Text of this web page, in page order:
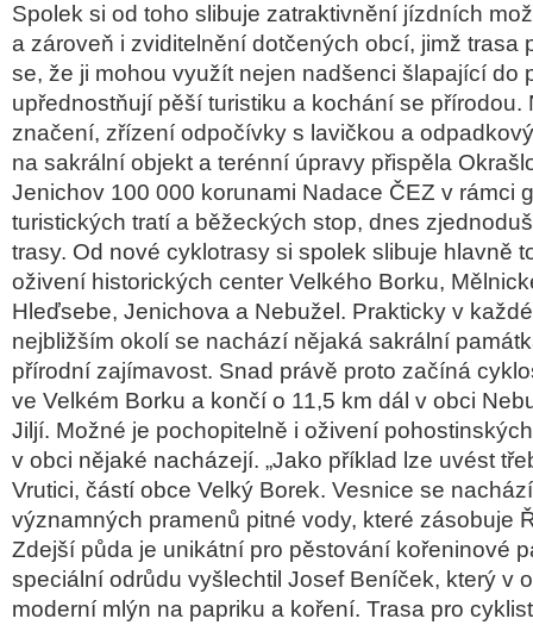
Spolek si od toho slibuje zatraktivnění jízdních
a zároveň i zviditelnění dotčených obcí, jimž trasa
se, že ji mohou využít nejen nadšenci šlapající do
upřednostňují pěší turistiku a kochání se přírodou.
značení, zřízení odpočívky s lavičkou a
na sakrální objekt a terénní úpravy přispěla
Jenichov 100 000 korunami Nadace ČEZ v rámci
turistických tratí a běžeckých stop, dnes
trasy. Od nové cyklotrasy si spolek slibuje hlavně
oživení historických center Velkého Borku,
Hleďsebe, Jenichova a Nebužel. Prakticky v
nejbližším okolí se nachází nějaká sakrální
přírodní zajímavost. Snad právě proto začíná
ve Velkém Borku a končí o 11,5 km dál v obci
Jiljí. Možné je pochopitelně i oživení
v obci nějaké nacházejí. „Jako příklad lze uvést
Vrutici, částí obce Velký Borek. Vesnice se
významných pramenů pitné vody, které zásobuje
Zdejší půda je unikátní pro pěstování kořeninové
speciální odrůdu vyšlechtil Josef Beníček, který v
moderní mlýn na papriku a koření. Trasa pro